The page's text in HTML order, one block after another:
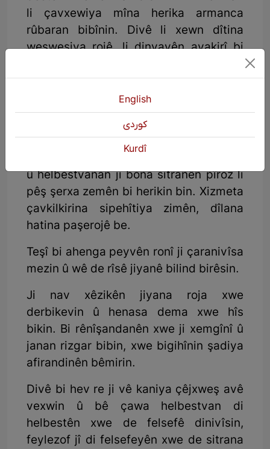
li çavxewiya mîna herika armanca
rûbaran bibînin. Divê li xewn dîtina
weswesiya rojê, li dinyayên avakirî bi
Sitran bisitrên heta rayên sitranan
derkevin derve. Di tavê de xwe bişon, bi
çirûskan meywayê şevê bixwin. Stêran
kîtkîtî (hece) bikin...”
û helbestvanan ji bona sitranên pîroz li
pêş şerxa zemên bi herikin bin. Xizmeta
çavkilkirina sipehîtiya zimên, dîlana
hatina paşerojê be.
Teşî bi ahenga peyvên ronî ji çaranivîsa
mezin û wê de rîsê jiyanê bilind birêsin.
Ji nav xêzikên jiyana roja xwe
derbikevin û henasa dema xwe hîs
bikin. Bi rênîşandanên xwe ji xemgînî û
janan rizgar bibin, xwe bigihînin şadiya
afirandinên bêmirin.
Divê bi hev re ji vê kaniya çêjxweş avê
vexwin û bê çawa helbestvan di
helbestên xwe de felsefê dinivîsin,
feylezof jî di felsefeyên xwe de sitrana
English
كوردی
Kurdî